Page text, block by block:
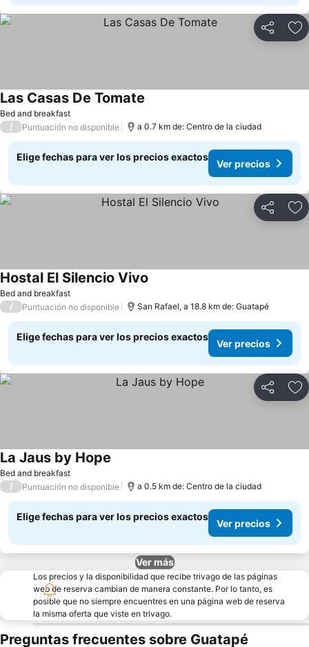
Compartir
Bed and breakfast
Las Casas De Tomate
/ Puntuación no disponible a 0.7 km de: Centro de la ciudad
Elige fechas para ver los precios exactos
Ver precios
Compartir
Bed and breakfast
Hostal El Silencio Vivo
/ Puntuación no disponible San Rafael, a 18.8 km de: Guatapé
Elige fechas para ver los precios exactos
Ver precios
Compartir
Bed and breakfast
La Jaus by Hope
/ Puntuación no disponible a 0.5 km de: Centro de la ciudad
Elige fechas para ver los precios exactos
Ver precios
Ver más
Los precios y la disponibilidad que recibe trivago de las páginas
web de reserva cambian de manera constante. Por lo tanto, es
posible que no siempre encuentres en una página web de reserva
la misma oferta que viste en trivago.
Preguntas frecuentes sobre Guatapé